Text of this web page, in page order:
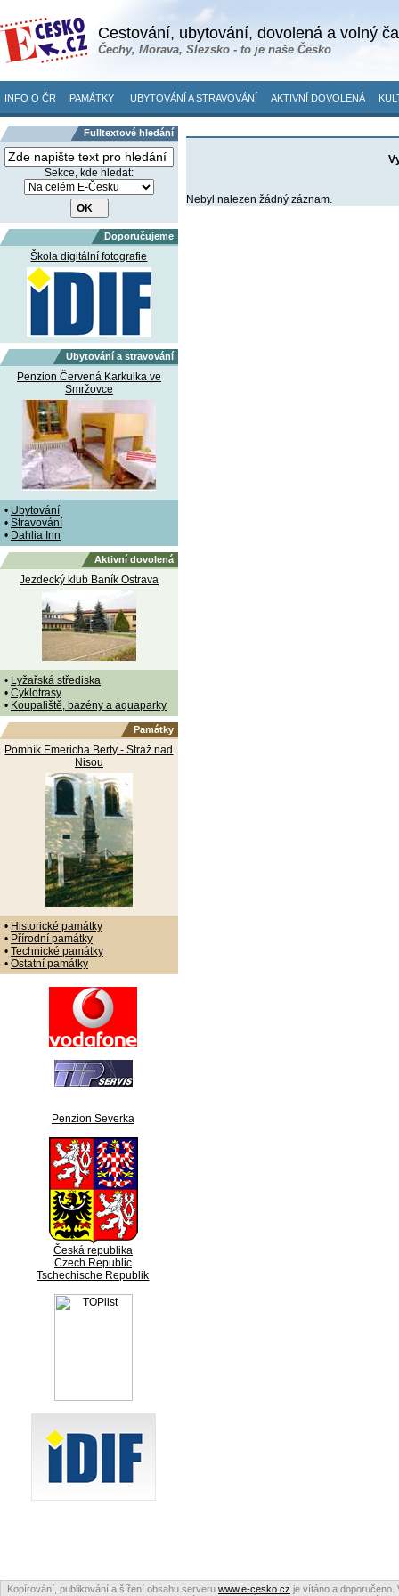
Cestování, ubytování, dovolená a volný
Čechy, Morava, Slezsko - to je naše Česko
INFO O ČR PAMÁTKY UBYTOVÁNÍ A STRAVOVÁNÍ AKTIVNÍ DOVOLENÁ
Fulltextové hledání
Sekce, kde hledat:
Doporučujeme
Škola digitální fotografie
Ubytování a stravování
Penzion Červená Karkulka ve
Smržovce
• Ubytování
• Stravování
• Dahlia Inn
Aktivní dovolená
Jezdecký klub Baník Ostrava
• Lyžařská střediska
• Cyklotrasy
• Koupaliště, bazény a aquaparky
Památky
Pomník Emericha Berty - Stráž nad
Nisou
• Historické památky
• Přírodní památky
• Technické památky
• Ostatní památky
Penzion Severka
Česká republika
Czech Republic
Tschechische Republik
Nebyl nalezen žádný záznam.
Kopírování, publikování a šíření obsahu serveru www.e-cesko.cz je vítáno a doporučeno.